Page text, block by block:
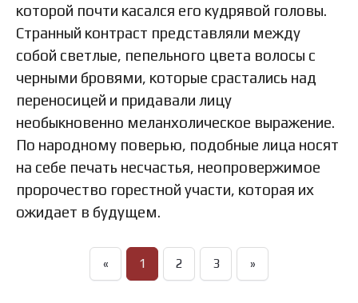
которой почти касался его кудрявой головы.
Странный контраст представляли между
собой светлые, пепельного цвета волосы с
черными бровями, которые срастались над
переносицей и придавали лицу
необыкновенно меланхолическое выражение.
По народному поверью, подобные лица носят
на себе печать несчастья, неопровержимое
пророчество горестной участи, которая их
ожидает в будущем.
« 1 2 3 »